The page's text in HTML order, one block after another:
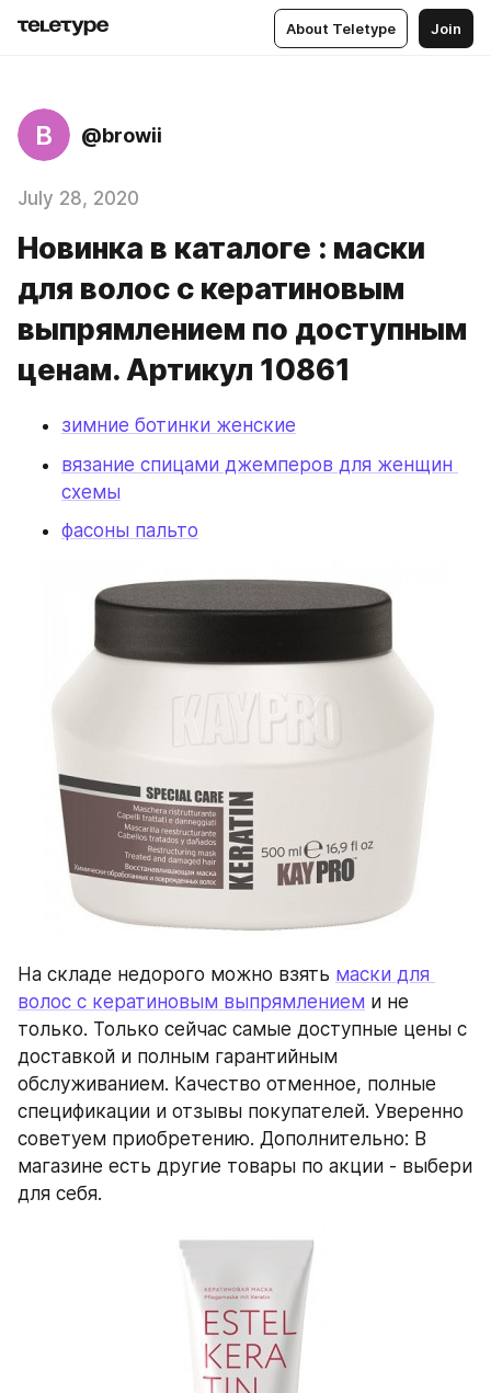
About Teletype Join
B @browii
July 28, 2020
Новинка в каталоге : маски
для волос с кератиновым
выпрямлением по доступным
ценам. Артикул 10861
зимние ботинки женские
вязание спицами джемперов для женщин
схемы
фасоны пальто
На складе недорого можно взять маски для
волос с кератиновым выпрямлением и не
только. Только сейчас самые доступные цены с
доставкой и полным гарантийным
обслуживанием. Качество отменное, полные
спецификации и отзывы покупателей. Уверенно
советуем приобретению. Дополнительно: В
магазине есть другие товары по акции - выбери
для себя.